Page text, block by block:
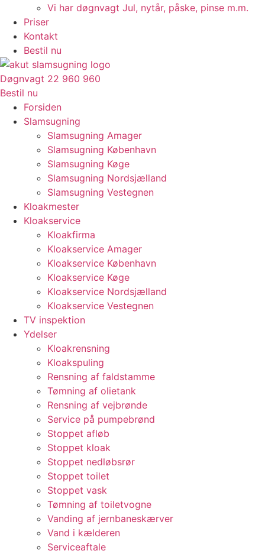
Vi har døgnvagt Jul, nytår, påske, pinse m.m.
Priser
Kontakt
Bestil nu
Døgnvagt 22 960 960
Bestil nu
Forsiden
Slamsugning
Slamsugning Amager
Slamsugning København
Slamsugning Køge
Slamsugning Nordsjælland
Slamsugning Vestegnen
Kloakmester
Kloakservice
Kloakfirma
Kloakservice Amager
Kloakservice København
Kloakservice Køge
Kloakservice Nordsjælland
Kloakservice Vestegnen
TV inspektion
Ydelser
Kloakrensning
Kloakspuling
Rensning af faldstamme
Tømning af olietank
Rensning af vejbrønde
Service på pumpebrønd
Stoppet afløb
Stoppet kloak
Stoppet nedløbsrør
Stoppet toilet
Stoppet vask
Tømning af toiletvogne
Vanding af jernbaneskærver
Vand i kælderen
Serviceaftale